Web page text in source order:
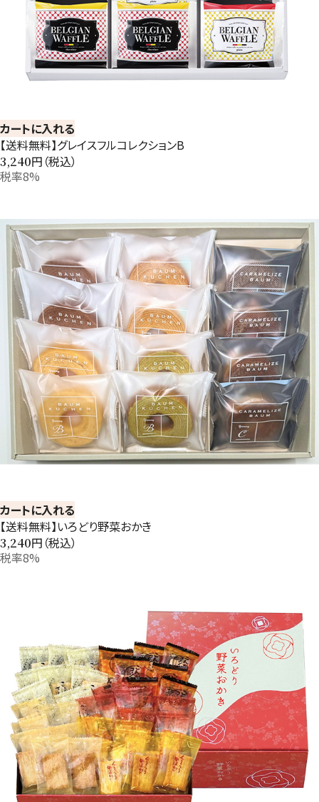
カートに入れる
【送料無料】グレイスフルコレクションB
3,240円（税込）
税率8%
カートに入れる
【送料無料】いろどり野菜おかき
3,240円（税込）
税率8%